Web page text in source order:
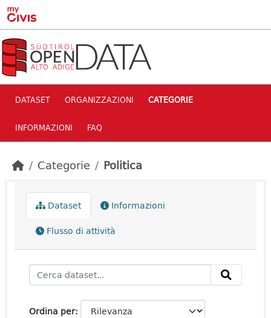
Skip to main content
DATASET ORGANIZZAZIONI CATEGORIE
INFORMAZIONI FAQ
Categorie Politica
Dataset
Informazioni
Flusso di attività
Ordina per